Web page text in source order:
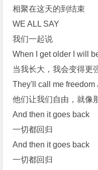
相聚在这天的到结束
WE ALL SAY
我们一起说
When I get older I will
当我长大，我会变得更
They'll call me freedom
他们让我们自由，就像
And then it goes back
一切都回归
And then it goes back
一切都回归